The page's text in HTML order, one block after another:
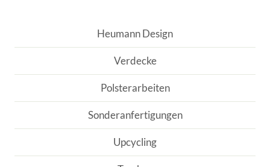
Heumann Design
Verdecke
Polsterarbeiten
Sonderanfertigungen
Upcycling